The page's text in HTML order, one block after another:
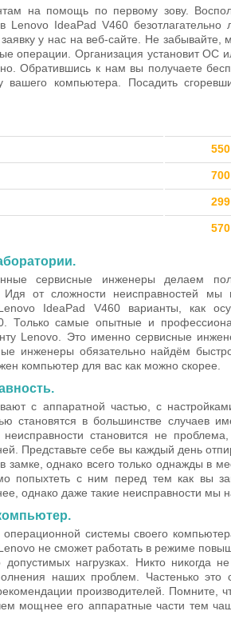
на помощь по первому зову.
Lenovo IdeaPad V460 безотлагательно
у нас на веб-сайте. Не забывайте,
операции. Организация установит ОС
Обратившись к нам вы получаете
вашего компьютера. Посадить
сервисные инженеры делаем
Идя от сложности неисправностей мы
IdeaPad V460 варианты, как
Только самые опытные и
Lenovo. Это именно сервисные
инженеры обязательно найдём
компьютер для вас как можно скорее.
с аппаратной частью, с
становятся в большинстве случаев
становится не
Представьте себе вы каждый день
замке, однако всего только однажды в
попыхтеть с ним перед тем как вы
однако даже такие неисправности мы
системы своего
не сможет работать в режиме
нагрузках. Никто никогда не
наших проблем. Частенько это
производителей. Помните,
мощнее его аппаратные части тем